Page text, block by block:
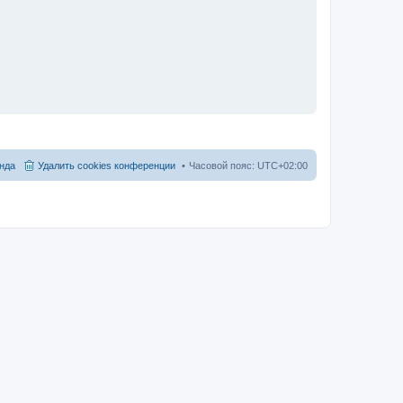
Часовой пояс: UTC+02:00
Удалить cookies конференции